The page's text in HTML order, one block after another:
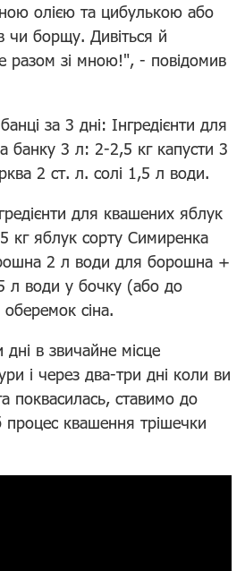
олією та цибулькою або
чи борщу. Дивіться й
разом зі мною!", - повідомив
за 3 дні: Інгредієнти для
банку 3 л: 2-2,5 кг капусти 3
2 ст. л. солі 1,5 л води.
для квашених яблук
кг яблук сорту Симиренка
2 л води для борошна +
л води у бочку (або до
сіна.
в звичайне місце
і через два-три дні коли ви
поквасилась, ставимо до
квашення трішечки